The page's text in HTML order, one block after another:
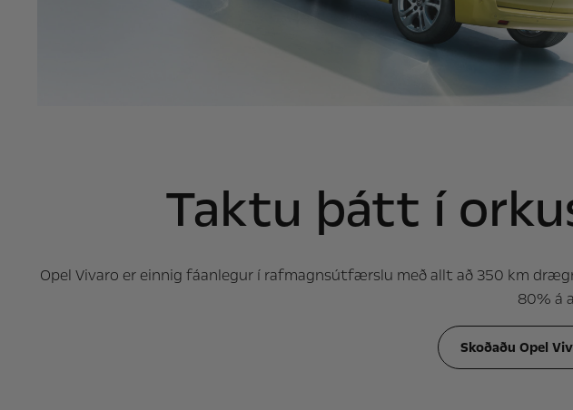
Taktu þátt í
Opel Vivaro er einnig fáanlegur í rafmagnsútfærslu með allt að 350 km
80% á
Skoðaðu Opel